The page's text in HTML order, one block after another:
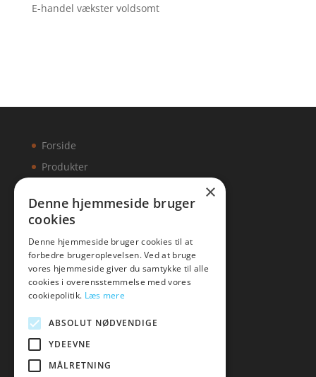
E-handel vækster voldsomt
Forside
Produkter
Artikler
Malawigruppen
Mail:hej@malawigruppen.dk
×
Denne hjemmeside bruger
cookies
Denne hjemmeside bruger cookies til at
forbedre brugeroplevelsen. Ved at bruge
vores hjemmeside giver du samtykke til alle
cookies i overensstemmelse med vores
cookiepolitik. Læs mere
ABSOLUT NØDVENDIGE
YDEEVNE
MÅLRETNING